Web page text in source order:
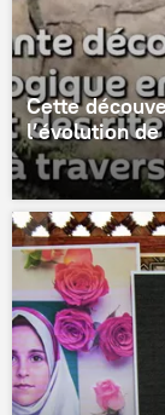
Cette
l’évolution